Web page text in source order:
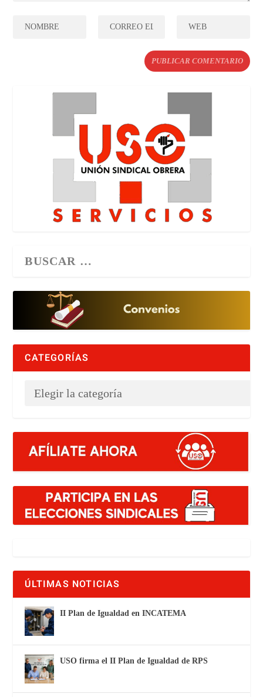
CATEGORÍAS
ÚLTIMAS NOTICIAS
II Plan de Igualdad en INCATEMA
USO firma el II Plan de Igualdad de RPS